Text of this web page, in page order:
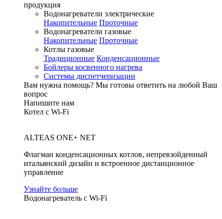
продукция
Водонагреватели электрические
Накопительные Проточные
Водонагреватели газовые
Накопительные Проточные
Котлы газовые
Традиционные Конденсационные
Бойлеры косвенного нагрева
Системы диспетчеризации
Вам нужна помощь? Мы готовы ответить на любой Ваш
вопрос
Напишите нам
Котел с Wi-Fi
ALTEAS ONE+ NET
Флагман конденсационных котлов, непревзойденный
итальянский дизайн и встроенное дистанционное
управление
Узнайте больше
Водонагреватель с Wi-Fi